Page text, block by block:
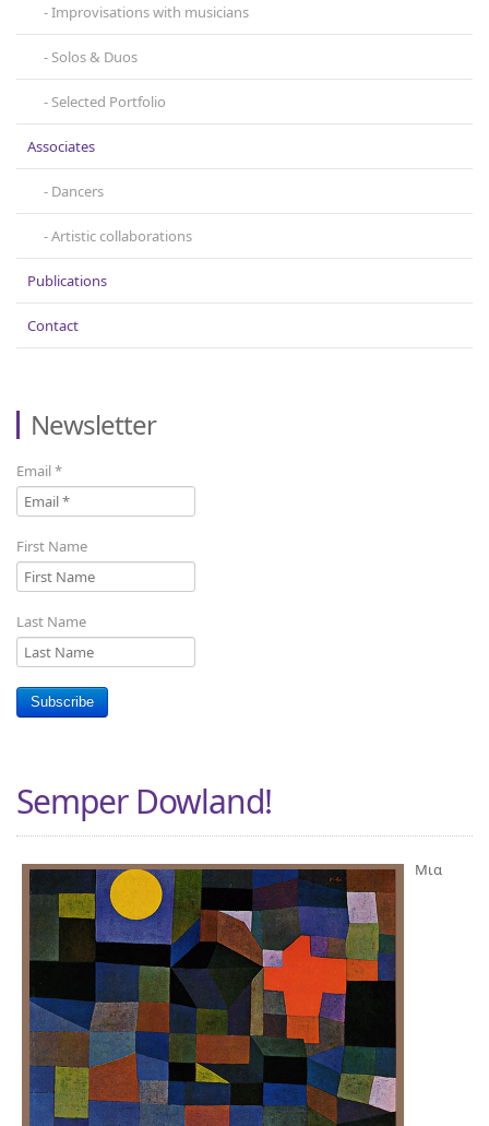
Improvisations with musicians
Solos & Duos
Selected Portfolio
Associates
Dancers
Artistic collaborations
Publications
Contact
Newsletter
Email*
First Name
Last Name
Subscribe
Semper Dowland!
Μια